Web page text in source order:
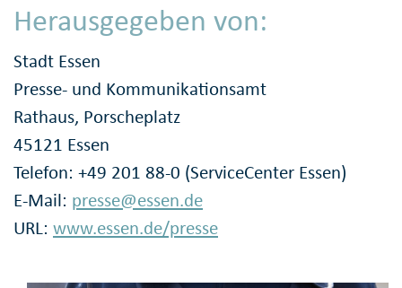
Herausgegeben von:
Stadt Essen
Presse- und Kommunikationsamt
Rathaus, Porscheplatz
45121 Essen
Telefon: +49 201 88-0 (ServiceCenter Essen)
E-Mail: presse@essen.de
URL: www.essen.de/presse